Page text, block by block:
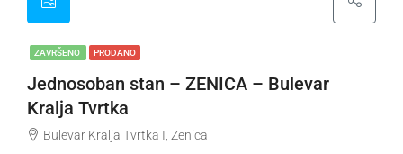
ZAVRŠENO PRODANO
Jednosoban stan – ZENICA – Bulevar
Kralja Tvrtka
Bulevar Kralja Tvrtka I, Zenica